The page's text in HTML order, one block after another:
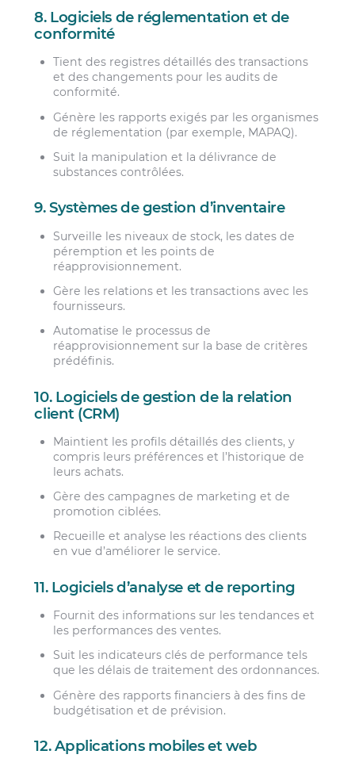
8. Logiciels de réglementation et de
conformité
Tient des registres détaillés des transactions
et des changements pour les audits de
conformité.
Génère les rapports exigés par les organismes
de réglementation (par exemple, MAPAQ).
Suit la manipulation et la délivrance de
substances contrôlées.
9. Systèmes de gestion d’inventaire
Surveille les niveaux de stock, les dates de
péremption et les points de
réapprovisionnement.
Gère les relations et les transactions avec les
fournisseurs.
Automatise le processus de
réapprovisionnement sur la base de critères
prédéfinis.
10. Logiciels de gestion de la relation
client (CRM)
Maintient les profils détaillés des clients, y
compris leurs préférences et l’historique de
leurs achats.
Gère des campagnes de marketing et de
promotion ciblées.
Recueille et analyse les réactions des clients
en vue d’améliorer le service.
11. Logiciels d’analyse et de reporting
Fournit des informations sur les tendances et
les performances des ventes.
Suit les indicateurs clés de performance tels
que les délais de traitement des ordonnances.
Génère des rapports financiers à des fins de
budgétisation et de prévision.
12. Applications mobiles et web